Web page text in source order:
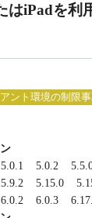
はiPadを利
ント環境の制限
5.0.1 5.0.2
5.9.2 5.15.0
6.0.2 6.0.3